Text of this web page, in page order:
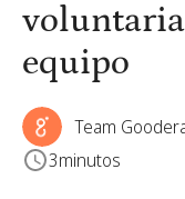
equipo
Team
3minutos